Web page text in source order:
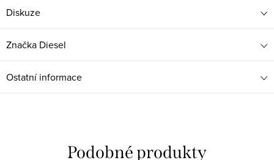
Diskuze
Značka Diesel
Ostatní informace